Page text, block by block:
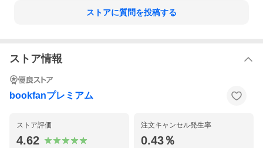
ストアに質問を投稿する
ストア情報
bookfanプレミアム
ストア評価
4.62
注文キャンセル発生率
0.43％